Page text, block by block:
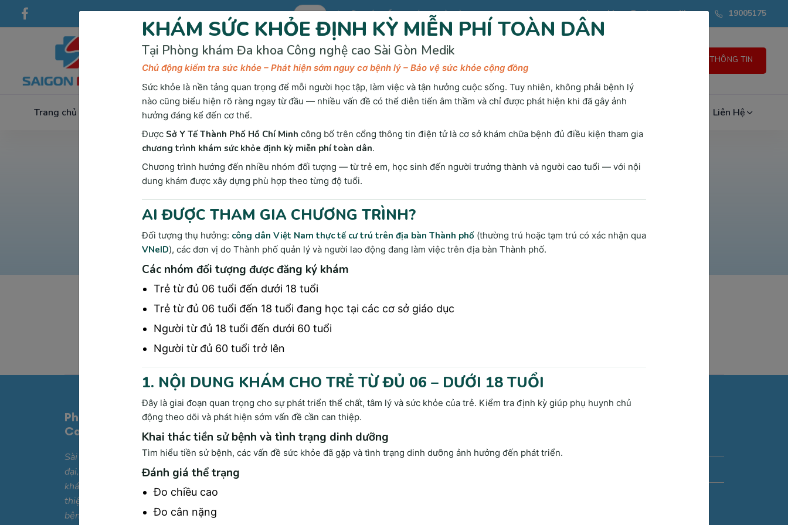
Hot ƯU ĐÃI KHÁM TỔNG QUÁT TẠI SÀI GÒN MEDIK. phongkham@saigonmedik.com 19005175
GỬI THÔNG TIN
Trang chủ Dịch vụ Xét Nghiệm & Chuẩn Đoán Liên Hệ
Trang chủ Ung thư da
Phòng Khám Đa Khoa Công Nghệ
Cao Sài Gòn Medik
Sài Gòn Medik được trang bị cơ sở vật chất hiện
đại, đáp ứng các tiêu chuẩn quốc tế với các phòng
khám chuyên khoa được thiết kế theo hướng thân
thiện, tiện nghi và tối ưu hóa sự thoải mái cho
bệnh nhân. Bên cạnh đó, chúng tôi sở hữu hệ
Thông tin cần
biết
Chính sách bảo mật
GÓI
KHÁM SỨC KHỎE ĐỊNH KỲ MIỄN PHÍ TOÀN DÂN
Tại Phòng khám Đa khoa Công nghệ cao Sài Gòn Medik
Chủ động kiểm tra sức khỏe – Phát hiện sớm nguy cơ bệnh lý – Bảo vệ sức khỏe cộng đồng
Sức khỏe là nền tảng quan trọng để mỗi người học tập, làm việc và tận hưởng cuộc sống. Tuy nhiên, không phải bệnh lý
nào cũng biểu hiện rõ ràng ngay từ đầu — nhiều vấn đề có thể diễn tiến âm thầm và chỉ được phát hiện khi đã gây ảnh
hưởng đáng kể đến cơ thể.
Được Sở Y Tế Thành Phố Hồ Chí Minh công bố trên cổng thông tin điện tử là cơ sở khám chữa bệnh đủ điều kiện tham gia
chương trình khám sức khỏe định kỳ miễn phí toàn dân.
Chương trình hướng đến nhiều nhóm đối tượng — từ trẻ em, học sinh đến người trưởng thành và người cao tuổi — với nội
dung khám được xây dựng phù hợp theo từng độ tuổi.
AI ĐƯỢC THAM GIA CHƯƠNG TRÌNH?
Đối tượng thụ hưởng: công dân Việt Nam thực tế cư trú trên địa bàn Thành phố (thường trú hoặc tạm trú có xác nhận qua
VNeID), các đơn vị do Thành phố quản lý và người lao động đang làm việc trên địa bàn Thành phố.
Các nhóm đối tượng được đăng ký khám
Trẻ từ đủ 06 tuổi đến dưới 18 tuổi
Trẻ từ đủ 06 tuổi đến 18 tuổi đang học tại các cơ sở giáo dục
Người từ đủ 18 tuổi đến dưới 60 tuổi
Người từ đủ 60 tuổi trở lên
1. NỘI DUNG KHÁM CHO TRẺ TỪ ĐỦ 06 – DƯỚI 18 TUỔI
Đây là giai đoạn quan trọng cho sự phát triển thể chất, tâm lý và sức khỏe của trẻ. Kiểm tra định kỳ giúp phụ huynh chủ
động theo dõi và phát hiện sớm vấn đề cần can thiệp.
Khai thác tiền sử bệnh và tình trạng dinh dưỡng
Tìm hiểu tiền sử bệnh, các vấn đề sức khỏe đã gặp và tình trạng dinh dưỡng ảnh hưởng đến phát triển.
Đánh giá thể trạng
Đo chiều cao
Đo cân nặng